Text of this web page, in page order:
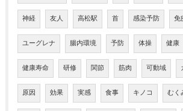
神経 友人 高松駅 首 感染予防 免
ユーグレナ 腸内環境 予防 体操 健康
健康寿命 研修 関節 筋肉 可動域
原因 効果 実感 食事 キノコ むく